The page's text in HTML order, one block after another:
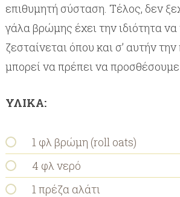
επιθυμητή σύσταση. Τέλος, δεν
γάλα βρώμης έχει την ιδιότητα να
ζεσταίνεται όπου και σ’ αυτήν
μπορεί να πρέπει να προσθέσουμε
ΥΛΙΚΑ:
1 φλ βρώμη (roll oats)
4 φλ νερό
1 πρέζα αλάτι